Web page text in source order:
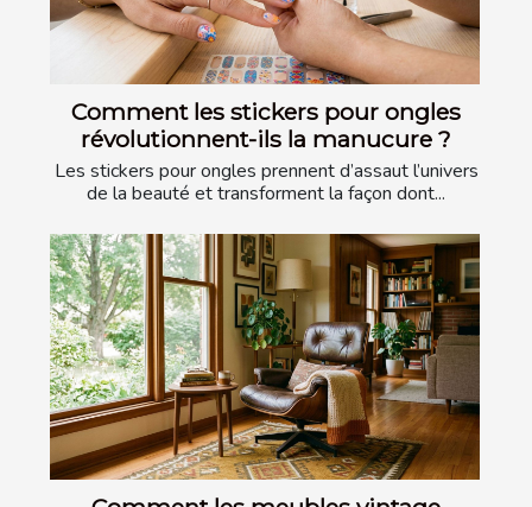
Comment les stickers pour ongles
révolutionnent-ils la manucure ?
Les stickers pour ongles prennent d’assaut l’univers
de la beauté et transforment la façon dont...